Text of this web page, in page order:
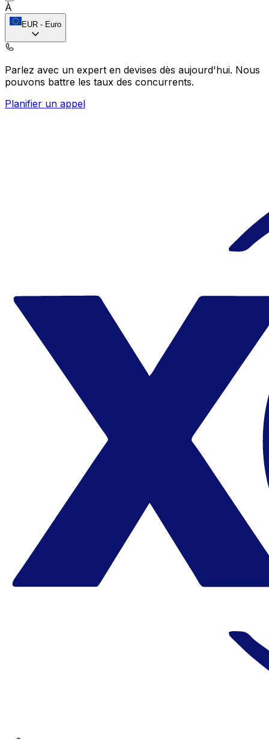
À
EUR - Euro
Parlez avec un expert en devises dès aujourd'hui. Nous
pouvons battre les taux des concurrents.
Planifier un appel